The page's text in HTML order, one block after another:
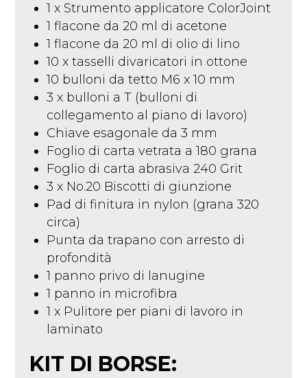
1 x Strumento applicatore ColorJoint
1 flacone da 20 ml di acetone
1 flacone da 20 ml di olio di lino
10 x tasselli divaricatori in ottone
10 bulloni da tetto M6 x 10 mm
3 x bulloni a T (bulloni di
collegamento al piano di lavoro)
Chiave esagonale da 3 mm
Foglio di carta vetrata a 180 grana
Foglio di carta abrasiva 240 Grit
3 x No.20 Biscotti di giunzione
Pad di finitura in nylon (grana 320
circa)
Punta da trapano con arresto di
profondità
1 panno privo di lanugine
1 panno in microfibra
1 x Pulitore per piani di lavoro in
laminato
KIT DI BORSE: